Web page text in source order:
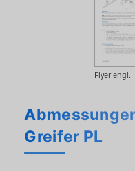
Flyer engl.
Greifer PL